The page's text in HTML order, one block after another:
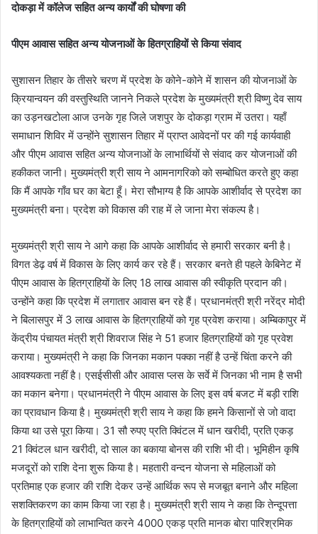
दोकड़ा में कॉलेज सहित अन्य कार्यों की घोषणा की
पीएम आवास सहित अन्य योजनाओं के हितग्राहियों से किया संवाद
सुशासन तिहार के तीसरे चरण में प्रदेश के कोने-कोने में शासन की योजनाओं के
क्रियान्वयन की वस्तुस्थिति जानने निकले प्रदेश के मुख्यमंत्री श्री विष्णु देव साय
का उड़नखटोला आज उनके गृह जिले जशपुर के दोकड़ा ग्राम में उतरा। यहाँ
समाधान शिविर में उन्होंने सुशासन तिहार में प्राप्त आवेदनों पर की गई कार्यवाही
और पीएम आवास सहित अन्य योजनाओं के लाभार्थियों से संवाद कर योजनाओं की
हकीकत जानी। मुख्यमंत्री श्री साय ने आमनागरिको को सम्बोधित करते हुए कहा
कि मैं आपके गाँव घर का बेटा हूँ। मेरा सौभाग्य है कि आपके आशीर्वाद से प्रदेश का
मुख्यमंत्री बना। प्रदेश को विकास की राह में ले जाना मेरा संकल्प है।
मुख्यमंत्री श्री साय ने आगे कहा कि आपके आशीर्वाद से हमारी सरकार बनी है।
विगत डेढ़ वर्ष में विकास के लिए कार्य कर रहे हैं। सरकार बनते ही पहले केबिनेट में
पीएम आवास के हितग्राहियों के लिए 18 लाख आवास की स्वीकृति प्रदान की।
उन्होंने कहा कि प्रदेश में लगातार आवास बन रहे हैं। प्रधानमंत्री श्री नरेंद्र मोदी
ने बिलासपुर में 3 लाख आवास के हितग्राहियों को गृह प्रवेश कराया। अम्बिकापुर में
केंद्रीय पंचायत मंत्री श्री शिवराज सिंह ने 51 हजार हितग्राहियों को गृह प्रवेश
कराया। मुख्यमंत्री ने कहा कि जिनका मकान पक्का नहीं है उन्हें चिंता करने की
आवश्यकता नहीं है। एसईसीसी और आवास प्लस के सर्वे में जिनका भी नाम है सभी
का मकान बनेगा। प्रधानमंत्री ने पीएम आवास के लिए इस वर्ष बजट में बड़ी राशि
का प्रावधान किया है। मुख्यमंत्री श्री साय ने कहा कि हमने किसानों से जो वादा
किया था उसे पूरा किया। 31 सौ रुपए प्रति क्विंटल में धान खरीदी, प्रति एकड़
21 क्विंटल धान खरीदी, दो साल का बकाया बोनस की राशि भी दी। भूमिहीन कृषि
मजदूरों को राशि देना शुरू किया है। महतारी वन्दन योजना से महिलाओं को
प्रतिमाह एक हजार की राशि देकर उन्हें आर्थिक रूप से मजबूत बनाने और महिला
सशक्तिकरण का काम किया जा रहा है। मुख्यमंत्री श्री साय ने कहा कि तेन्दूपत्ता
के हितग्राहियों को लाभान्वित करने 4000 एकड़ प्रति मानक बोरा पारिश्रमिक